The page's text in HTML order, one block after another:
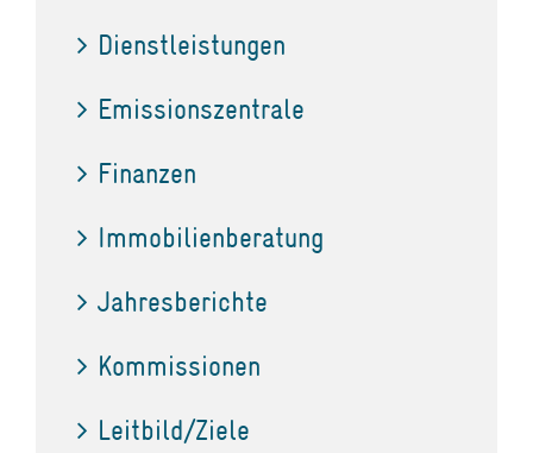
Dienstleistungen
Emissionszentrale
Finanzen
Immobilienberatung
Jahresberichte
Kommissionen
Leitbild/Ziele